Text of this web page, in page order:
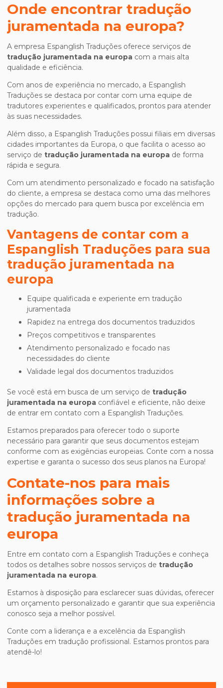
Onde encontrar tradução
juramentada na europa?
A empresa Espanglish Traduções oferece serviços de
tradução juramentada na europa com a mais alta
qualidade e eficiência.
Com anos de experiência no mercado, a Espanglish
Traduções se destaca por contar com uma equipe de
tradutores experientes e qualificados, prontos para atender
às suas necessidades.
Além disso, a Espanglish Traduções possui filiais em diversas
cidades importantes da Europa, o que facilita o acesso ao
serviço de tradução juramentada na europa de forma
rápida e segura.
Com um atendimento personalizado e focado na satisfação
do cliente, a empresa se destaca como uma das melhores
opções do mercado para quem busca por excelência em
tradução.
Vantagens de contar com a
Espanglish Traduções para sua
tradução juramentada na
europa
Equipe qualificada e experiente em tradução
juramentada
Rapidez na entrega dos documentos traduzidos
Preços competitivos e transparentes
Atendimento personalizado e focado nas
necessidades do cliente
Validade legal dos documentos traduzidos
Se você está em busca de um serviço de tradução
juramentada na europa confiável e eficiente, não deixe
de entrar em contato com a Espanglish Traduções.
Estamos preparados para oferecer todo o suporte
necessário para garantir que seus documentos estejam
conforme com as exigências europeias. Conte com a nossa
expertise e garanta o sucesso dos seus planos na Europa!
Contate-nos para mais
informações sobre a
tradução juramentada na
europa
Entre em contato com a Espanglish Traduções e conheça
todos os detalhes sobre nossos serviços de tradução
juramentada na europa.
Estamos à disposição para esclarecer suas dúvidas, oferecer
um orçamento personalizado e garantir que sua experiência
conosco seja a melhor possível.
Conte com a liderança e a excelência da Espanglish
Traduções em tradução profissional. Estamos prontos para
atendê-lo!